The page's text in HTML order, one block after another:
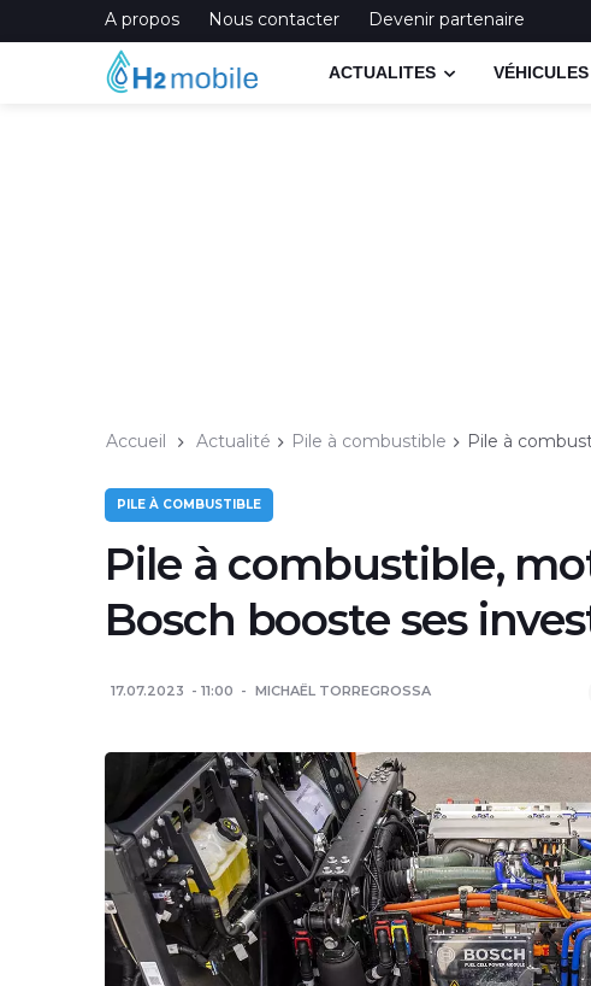
A propos Nous contacter Devenir partenaire
ACTUALITES VÉHICULES
Accueil Actualité Pile à combustible Pile à
PILE À COMBUSTIBLE
Pile à combustible,
Bosch booste ses
17.07.2023 11:00 MICHAËL TORREGROSSA